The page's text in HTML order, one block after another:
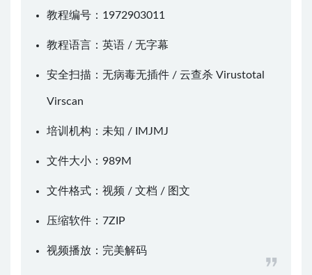
教程编号：1972903011
教程语言：英语 / 无字幕
安全扫描：无病毒无插件 / 云查杀 Virustotal
Virscan
培训机构：未知 / IMJMJ
文件大小：989M
文件格式：视频 / 文档 / 图文
压缩软件： 7ZIP
视频播放： 完美解码